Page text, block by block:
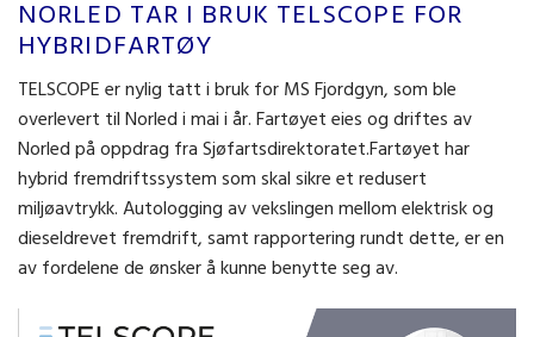
NORLED TAR I BRUK TELSCOPE FOR
HYBRIDFARTØY
TELSCOPE er nylig tatt i bruk for MS Fjordgyn, som ble
overlevert til Norled i mai i år. Fartøyet eies og driftes av
Norled på oppdrag fra Sjøfartsdirektoratet.Fartøyet har
hybrid fremdriftssystem som skal sikre et redusert
miljøavtrykk. Autologging av vekslingen mellom elektrisk og
dieseldrevet fremdrift, samt rapportering rundt dette, er en
av fordelene de ønsker å kunne benytte seg av.